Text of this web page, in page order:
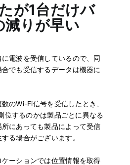
が1台だけバ
減りが早い
電波を受信しているので、同
でも受信するデータは機器に
のWi-Fi信号を受信したとき、
位するのかは製品ごとに異なる
にあっても製品によって受信
る場合がございます。
ーションでは位置情報を取得